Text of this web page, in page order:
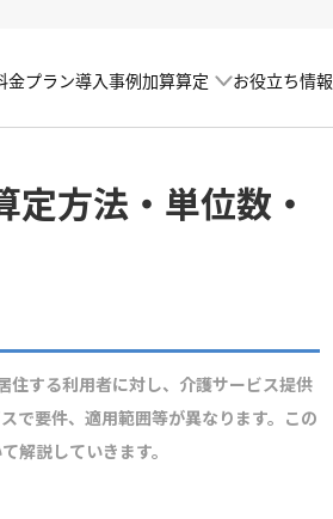
金プラン導入事例加算算定 お役立ち情報
方法・単位数・
住する利用者に対し、介護サービス提供
で要件、適用範囲等が異なります。この
解説していきます。